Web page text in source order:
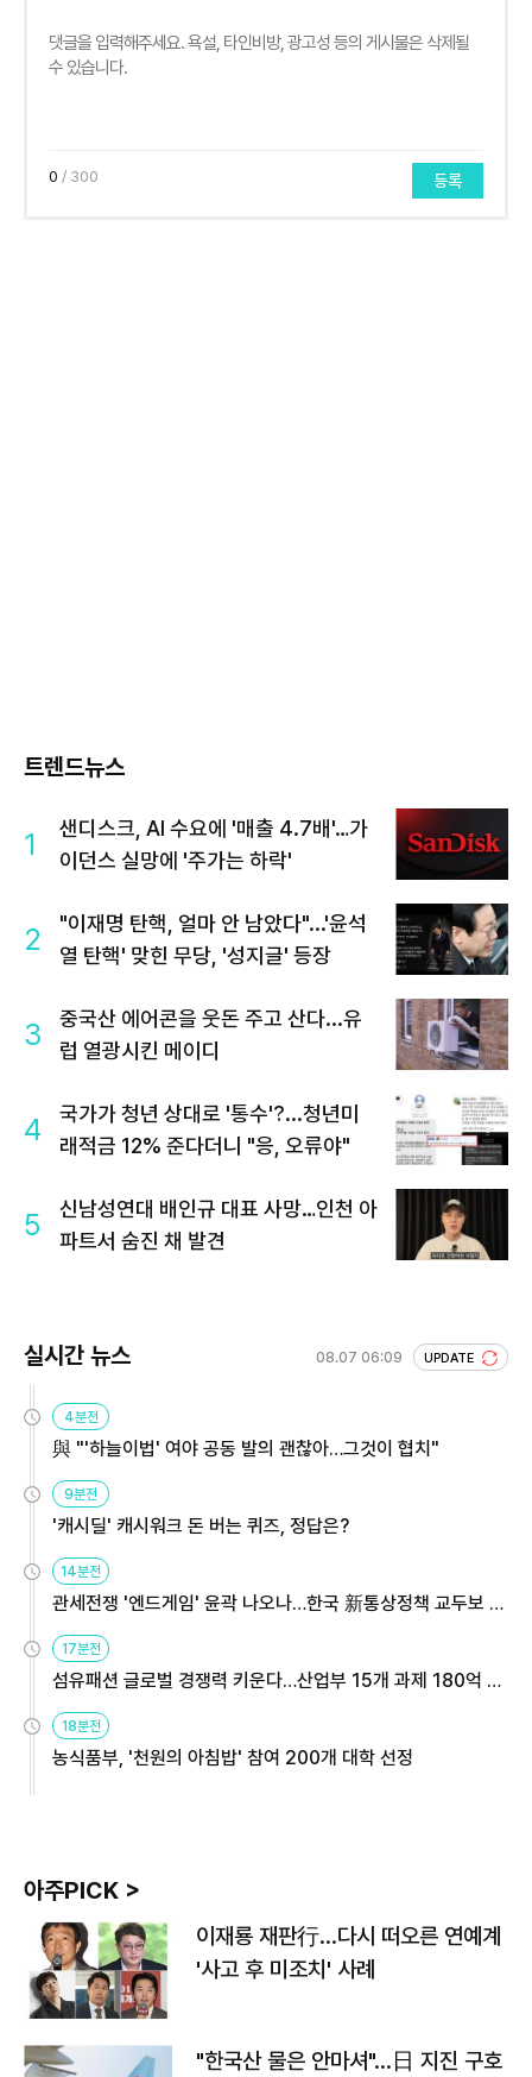
0 / 300 등록
트렌드뉴스
1
샌디스크, AI 수요에 '매출 4.7배'…가
이던스 실망에 '주가는 하락'
2
"이재명 탄핵, 얼마 안 남았다"...'윤석
열 탄핵' 맞힌 무당, '성지글' 등장
3
중국산 에어콘을 웃돈 주고 산다...유
럽 열광시킨 메이디
4
국가가 청년 상대로 '통수'?...청년미
래적금 12% 준다더니 "응, 오류야"
5
신남성연대 배인규 대표 사망…인천 아
파트서 숨진 채 발견
실시간 뉴스 08.07 06:09 UPDATE
4분전
與 "'하늘이법' 여야 공동 발의 괜찮아…그것이 협치"
9분전
'캐시딜' 캐시워크 돈 버는 퀴즈, 정답은?
14분전
관세전쟁 '엔드게임' 윤곽 나오나…한국 新통상정책 교두보 활
용해야
17분전
섬유패션 글로벌 경쟁력 키운다…산업부 15개 과제 180억 지
원
18분전
농식품부, '천원의 아침밥' 참여 200개 대학 선정
아주PICK >
이재룡 재판行…다시 떠오른 연예계
'사고 후 미조치' 사례
"한국산 물은 안마셔"…日 지진 구호